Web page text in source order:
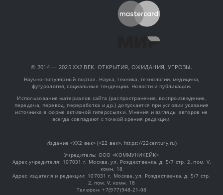
© 2014 — 2025 XX2 ВЕК. ОТКРЫТИЯ, ОЖИДАНИЯ, УГРОЗЫ.
Научно-популярный портал. Наука, техника, технологии, медицина,
футурология, социальные тенденции. Новости и публикации.
Использование материалов сайта (распространение, воспроизведение,
передача, перевод, переработка и др.) допускается при условии указания
источника в форме активной гиперссылки. Мнения и взгляды авторов не
всегда совпадают с точкой зрения редакции.
Издание «XX2 век» («22 век», https://22century.ru)
Учредитель: OOO «КОММУНИКЕЙК»
Адрес учредителя: 107031 г. Москва, ул. Рождественка, д. 5/7 стр. 2, пом. V,
комн. 18
Адрес издателя и редакции: 107031 г. Москва, ул. Рождественка, д. 5/7 стр.
2, пом. V, комн. 18
Телефон: +7(977)948-21-08